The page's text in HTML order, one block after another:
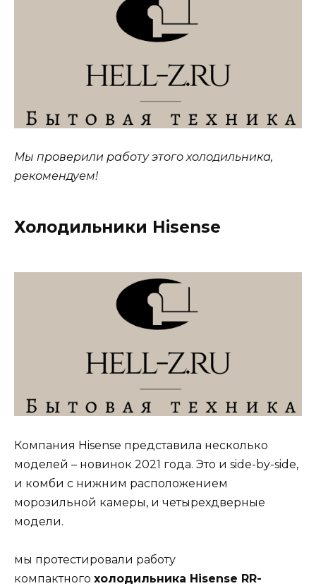
Мы проверили работу этого холодильника,
рекомендуем!
Холодильники Hisense
Компания Hisense представила несколько
моделей – новинок 2021 года. Это и side-by-side,
и комби с нижним расположением
морозильной камеры, и четырехдверные
модели.
мы протестировали работу
компактного холодильника Hisense RR-